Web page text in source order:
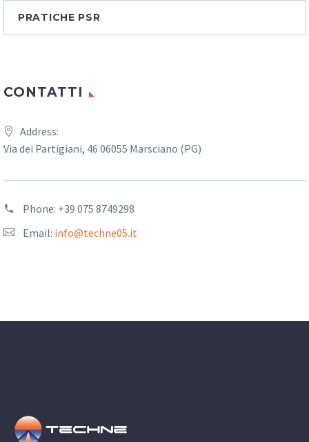
PRATICHE PSR
CONTATTI
Address:
Via dei Partigiani, 46 06055 Marsciano (PG)
Phone: +39 075 8749298
Email: info@techne05.it